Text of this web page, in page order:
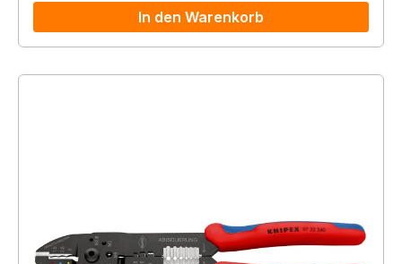
In den Warenkorb